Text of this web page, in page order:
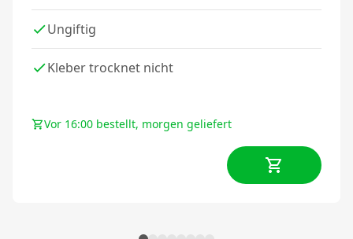
Ungiftig
Kleber trocknet nicht
Vor 16:00 bestellt, morgen geliefert